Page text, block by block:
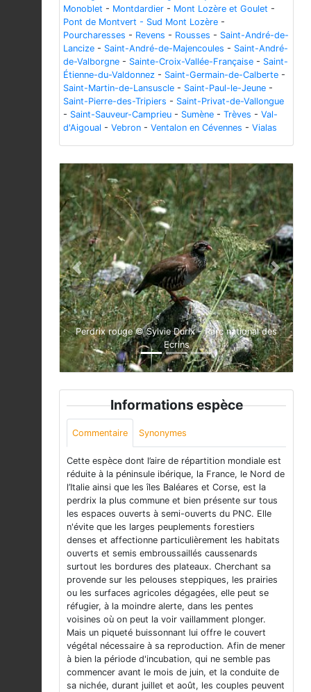
Monoblet - Montdardier - Mont Lozère et Goulet -
Pont de Montvert - Sud Mont Lozère -
Pourcharesses - Revens - Rousses - Saint-André-de-
Lancize - Saint-André-de-Majencoules - Saint-André-
de-Valborgne - Sainte-Croix-Vallée-Française - Saint-
Étienne-du-Valdonnez - Saint-Germain-de-Calberte -
Saint-Martin-de-Lansuscle - Saint-Paul-le-Jeune -
Saint-Pierre-des-Tripiers - Saint-Privat-de-Vallongue
- Saint-Sauveur-Camprieu - Sumène - Trèves - Val-
d'Aigoual - Vebron - Ventalon en Cévennes - Vialas
Perdrix rouge © Sylvie Durix - Parc national des
Ecrins
Previous Next
Informations espèce
Commentaire Synonymes
Cette espèce dont l’aire de répartition mondiale est
réduite à la péninsule ibérique, la France, le Nord de
l’Italie ainsi que les îles Baléares et Corse, est la
perdrix la plus commune et bien présente sur tous
les espaces ouverts à semi-ouverts du PNC. Elle
n'évite que les larges peuplements forestiers
denses et affectionne particulièrement les habitats
ouverts et semis embroussaillés caussenards
surtout les bordures des plateaux. Cherchant sa
provende sur les pelouses steppiques, les prairies
ou les surfaces agricoles dégagées, elle peut se
réfugier, à la moindre alerte, dans les pentes
voisines où on peut la voir vaillamment plonger.
Mais un piqueté buissonnant lui offre le couvert
végétal nécessaire à sa reproduction. Afin de mener
à bien la période d'incubation, qui ne semble pas
commencer avant le mois de juin, et la conduite de
sa nichée, durant juillet et août, les couples peuvent